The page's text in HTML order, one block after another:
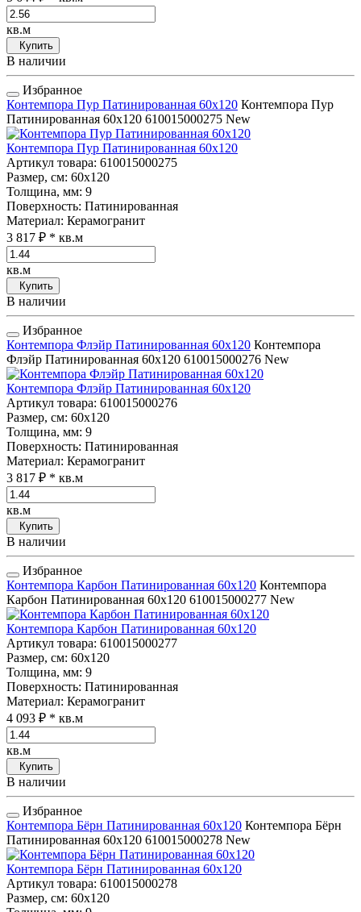
кв.м
Купить
В наличии
Избранное
Контемпора Пур Патинированная 60x120 Контемпора Пур
Патинированная 60x120 610015000275 New
Контемпора Пур Патинированная 60x120
Артикул товара: 610015000275
Размер, см: 60x120
Толщина, мм: 9
Поверхность: Патинированная
Материал: Керамогранит
3 817 ₽ * кв.м
кв.м
Купить
В наличии
Избранное
Контемпора Флэйр Патинированная 60x120 Контемпора
Флэйр Патинированная 60x120 610015000276 New
Контемпора Флэйр Патинированная 60x120
Артикул товара: 610015000276
Размер, см: 60x120
Толщина, мм: 9
Поверхность: Патинированная
Материал: Керамогранит
3 817 ₽ * кв.м
кв.м
Купить
В наличии
Избранное
Контемпора Карбон Патинированная 60x120 Контемпора
Карбон Патинированная 60x120 610015000277 New
Контемпора Карбон Патинированная 60x120
Артикул товара: 610015000277
Размер, см: 60x120
Толщина, мм: 9
Поверхность: Патинированная
Материал: Керамогранит
4 093 ₽ * кв.м
кв.м
Купить
В наличии
Избранное
Контемпора Бёрн Патинированная 60x120 Контемпора Бёрн
Патинированная 60x120 610015000278 New
Контемпора Бёрн Патинированная 60x120
Артикул товара: 610015000278
Размер, см: 60x120